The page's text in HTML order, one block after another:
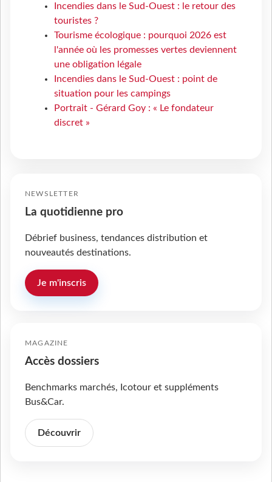
Incendies dans le Sud-Ouest : le retour des
touristes ?
Tourisme écologique : pourquoi 2026 est
l'année où les promesses vertes deviennent
une obligation légale
Incendies dans le Sud-Ouest : point de
situation pour les campings
Portrait - Gérard Goy : « Le fondateur
discret »
NEWSLETTER
La quotidienne pro
Débrief business, tendances distribution et
nouveautés destinations.
Je m'inscris
MAGAZINE
Accès dossiers
Benchmarks marchés, Icotour et suppléments
Bus&Car.
Découvrir